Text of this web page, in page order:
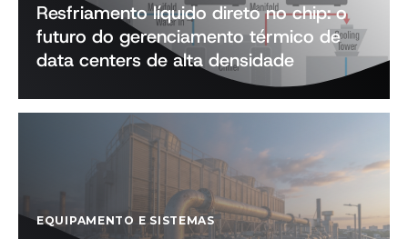
Resfriamento líquido direto no chip: o
futuro do gerenciamento térmico de
data centers de alta densidade
EQUIPAMENTO E SISTEMAS